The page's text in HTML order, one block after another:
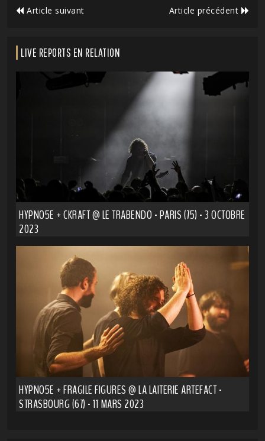
Article suivant Article précédent
LIVE REPORTS EN RELATION
HYPNO5E + CKRAFT @ LE TRABENDO - PARIS (75) - 3 OCTOBRE
2023
HYPNO5E + FRAGILE FIGURES @ LA LAITERIE ARTEFACT -
STRASBOURG (67) - 11 MARS 2023